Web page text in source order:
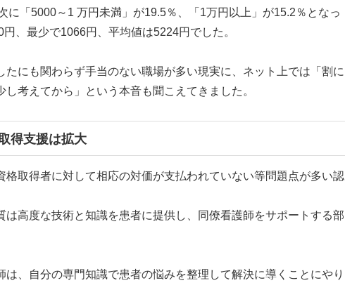
に「5000～1 万円未満」が19.5％、「1万円以上」が15.2％となっ
、最少で1066円、平均値は5224円でした。
たにも関わらず手当のない職場が多い現実に、ネット上では「割に
考えてから」という本音も聞こえてきました。
得支援は拡大
格取得者に対して相応の対価が支払われていない等問題点が多い認
は高度な技術と知識を患者に提供し、同僚看護師をサポートする部
は、自分の専門知識で患者の悩みを整理して解決に導くことにやり